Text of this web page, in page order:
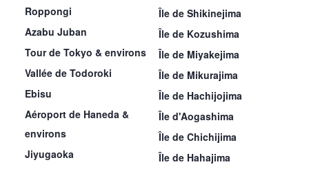
Roppongi
Azabu Juban
Tour de Tokyo & environs
Vallée de Todoroki
Ebisu
Aéroport de Haneda &
environs
Jiyugaoka
Île de Shikinejima
Île de Kozushima
Île de Miyakejima
Île de Mikurajima
Île de Hachijojima
Île d'Aogashima
Île de Chichijima
Île de Hahajima